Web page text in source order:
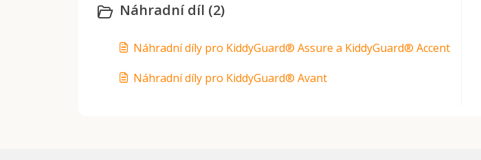
Náhradní díl (2)
Náhradní díly pro KiddyGuard® Assure a KiddyGuard® Accent
Náhradní díly pro KiddyGuard® Avant